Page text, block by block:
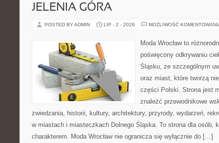
JELENIA GÓRA
POSTED BY ADMIN LIP - 2 - 2026 MOŻLIWOŚĆ
Moda Wrocław to
poświęcony odkrywaniu
Śląsku, ze szczególnym
oraz miast, które tworzą
części Polski. Strona jest
znaleźć przewodnikowe
zwiedzania, historii, kultury, architektury, przyrody, wydarzeń,
w miastach i miasteczkach Dolnego Śląska. To strona dla osób,
charakterem. Moda Wrocław nie ogranicza się wyłącznie do […]